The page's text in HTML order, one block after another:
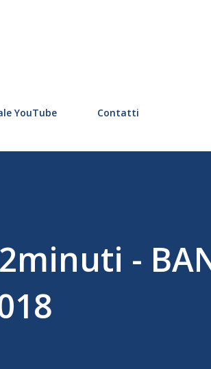
YouTube Contatti
-